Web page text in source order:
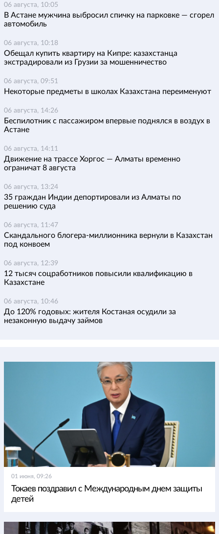
06 августа, 10:05
В Астане мужчина выбросил спичку на парковке — сгорел
автомобиль
06 августа, 10:18
Обещал купить квартиру на Кипре: казахстанца
экстрадировали из Грузии за мошенничество
06 августа, 09:51
Некоторые предметы в школах Казахстана переименуют
06 августа, 14:26
Беспилотник с пассажиром впервые поднялся в воздух в
Астане
06 августа, 14:11
Движение на трассе Хоргос — Алматы временно
ограничат 8 августа
06 августа, 13:24
35 граждан Индии депортировали из Алматы по
решению суда
06 августа, 11:47
Скандального блогера-миллионника вернули в Казахстан
под конвоем
06 августа, 12:39
12 тысяч соцработников повысили квалификацию в
Казахстане
06 августа, 10:46
До 120% годовых: жителя Костаная осудили за
незаконную выдачу займов
01 июня, 09:26
Токаев поздравил с Международным днем защиты
детей